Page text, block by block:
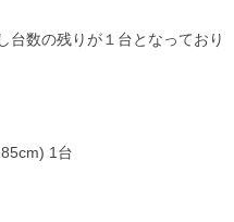
台数の残りが１台となっており
1台